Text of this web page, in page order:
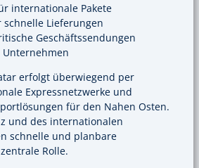
internationale Pakete
schnelle Lieferungen
Geschäftssendungen
Unternehmen
erfolgt überwiegend per
Expressnetzwerke und
für den Nahen Osten.
und des internationalen
schnelle und planbare
Rolle.